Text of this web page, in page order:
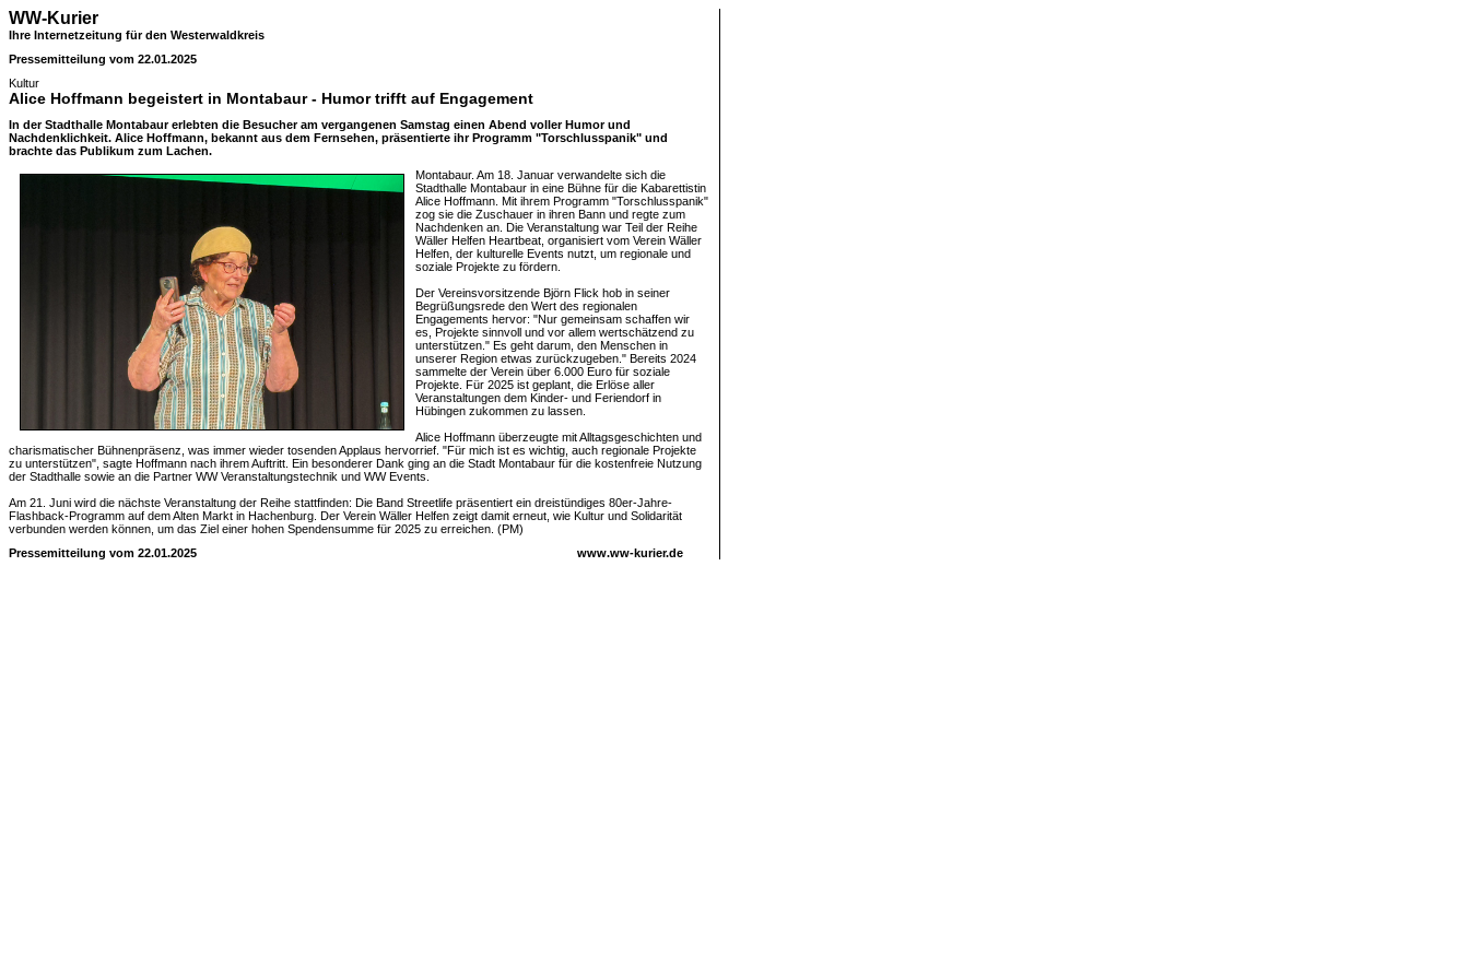
WW-Kurier
Ihre Internetzeitung für den Westerwaldkreis
Pressemitteilung vom 22.01.2025
Kultur
Alice Hoffmann begeistert in Montabaur - Humor trifft auf Engagement
In der Stadthalle Montabaur erlebten die Besucher am vergangenen Samstag einen Abend voller Humor und
Nachdenklichkeit. Alice Hoffmann, bekannt aus dem Fernsehen, präsentierte ihr Programm "Torschlusspanik" und
brachte das Publikum zum Lachen.
Montabaur. Am 18. Januar verwandelte sich die
Stadthalle Montabaur in eine Bühne für die Kabarettistin
Alice Hoffmann. Mit ihrem Programm "Torschlusspanik"
zog sie die Zuschauer in ihren Bann und regte zum
Nachdenken an. Die Veranstaltung war Teil der Reihe
Wäller Helfen Heartbeat, organisiert vom Verein Wäller
Helfen, der kulturelle Events nutzt, um regionale und
soziale Projekte zu fördern.
Der Vereinsvorsitzende Björn Flick hob in seiner
Begrüßungsrede den Wert des regionalen
Engagements hervor: "Nur gemeinsam schaffen wir
es, Projekte sinnvoll und vor allem wertschätzend zu
unterstützen." Es geht darum, den Menschen in
unserer Region etwas zurückzugeben." Bereits 2024
sammelte der Verein über 6.000 Euro für soziale
Projekte. Für 2025 ist geplant, die Erlöse aller
Veranstaltungen dem Kinder- und Feriendorf in
Hübingen zukommen zu lassen.
Alice Hoffmann überzeugte mit Alltagsgeschichten und
charismatischer Bühnenpräsenz, was immer wieder tosenden Applaus hervorrief. "Für mich ist es wichtig, auch regionale Projekte
zu unterstützen", sagte Hoffmann nach ihrem Auftritt. Ein besonderer Dank ging an die Stadt Montabaur für die kostenfreie Nutzung
der Stadthalle sowie an die Partner WW Veranstaltungstechnik und WW Events.
Am 21. Juni wird die nächste Veranstaltung der Reihe stattfinden: Die Band Streetlife präsentiert ein dreistündiges 80er-Jahre-
Flashback-Programm auf dem Alten Markt in Hachenburg. Der Verein Wäller Helfen zeigt damit erneut, wie Kultur und Solidarität
verbunden werden können, um das Ziel einer hohen Spendensumme für 2025 zu erreichen. (PM)
Pressemitteilung vom 22.01.2025
www.ww-kurier.de